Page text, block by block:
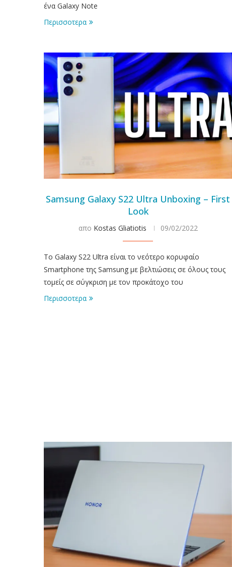
ένα Galaxy Note
Περισσοτερα
Samsung Galaxy S22 Ultra Unboxing – First
Look
απο Kostas Gliatiotis 09/02/2022
Το Galaxy S22 Ultra είναι το νεότερο κορυφαίο
Smartphone της Samsung με βελτιώσεις σε όλους τους
τομείς σε σύγκριση με τον προκάτοχο του
Περισσοτερα